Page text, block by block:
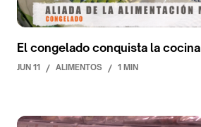
El congelado conquista la cocina
JUN 11 / ALIMENTOS / 1 MIN